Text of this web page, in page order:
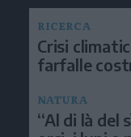
RICERCA
Crisi
farfalle
NATURA
“Al di là del